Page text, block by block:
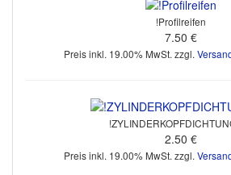
!Profilreifen
7.50 €
Preis inkl. 19.00% MwSt. zzgl.
2.50 €
Preis inkl. 19.00% MwSt. zzgl.